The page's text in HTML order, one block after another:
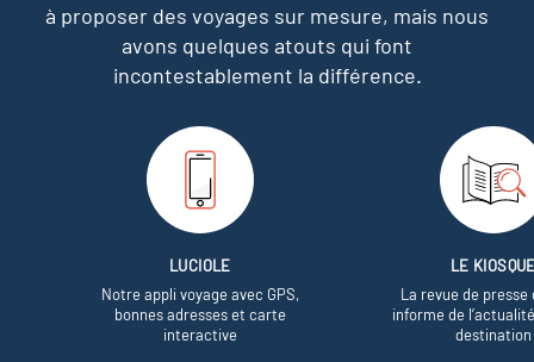
à proposer des voyages sur mesure, mais nous
avons quelques atouts qui font
incontestablement la différence.
LUCIOLE
Notre appli voyage avec GPS,
bonnes adresses et carte
interactive
LE
La revue de presse
informe de
destination